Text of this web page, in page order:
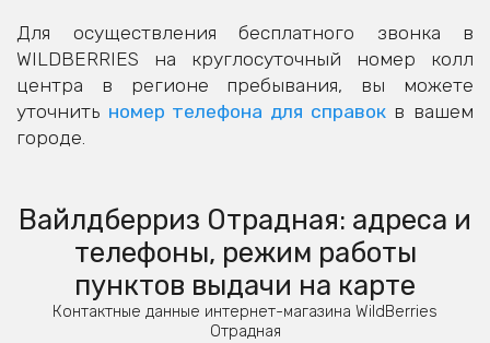
Для осуществления бесплатного звонка в
WILDBERRIES на круглосуточный номер колл
центра в регионе пребывания, вы можете
уточнить номер телефона для справокв вашем
городе.
Вайлдберриз Отрадная: адреса и
телефоны, режим работы
пунктов выдачи на карте
Контактные данные интернет-магазина WildBerries
Отрадная